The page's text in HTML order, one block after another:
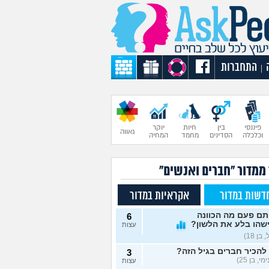
התחברות
פיננסי
וכלכלה
בין
הסדינים
חיות
מחמד
יוקר
המחיה
גאווה
ממדור "חברים ואנשים"
במדור אקראיות במדור
פעם מה הכוונה
בלע את הלשון?
18)
6
עצות
להכיר חברים בגיל הזה?
בן 25)
3
עצות